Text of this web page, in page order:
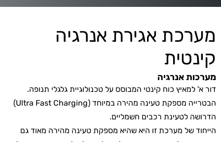
מערכת אגירת אנרגיה
קינטית
מערכות אנרגיה
דור א' למאיץ כוח קינטי המבוסס על טכנולוגיית גלגלי תנופה.
הבטרייה מספקת טעינה מהירה במיוחד (Ultra Fast Charging)
הדרושה לטעינת רכבים חשמליים.
הייחוד של מערכת זו היא שהיא מספקת טעינה מהירה מאוד גם